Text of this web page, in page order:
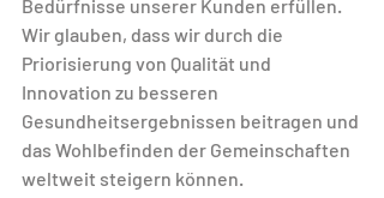
Bedürfnisse unserer Kunden erfüllen.
Wir glauben, dass wir durch die
Priorisierung von Qualität und
Innovation zu besseren
Gesundheitsergebnissen beitragen und
das Wohlbefinden der Gemeinschaften
weltweit steigern können.